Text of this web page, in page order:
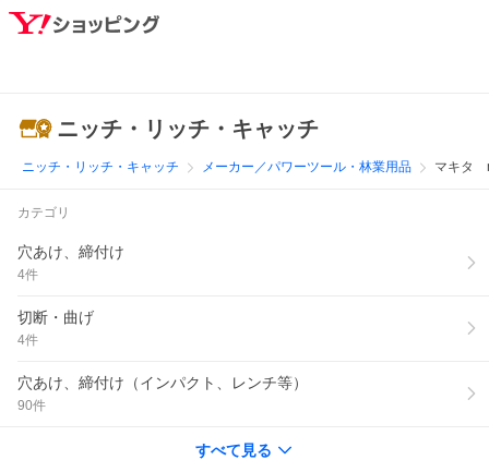
ニッチ・リッチ・キャッチ
ニッチ・リッチ・キャッチ メーカー／パワーツール・林業用品 マキタ
カテゴリ
穴あけ、締付け
4件
切断・曲げ
4件
穴あけ、締付け（インパクト、レンチ等）
90件
すべて見る